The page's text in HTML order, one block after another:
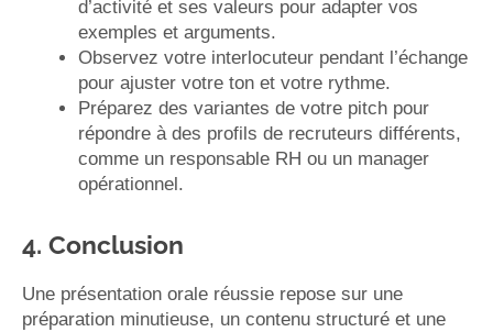
d’activité et ses valeurs pour adapter vos
exemples et arguments.
Observez votre interlocuteur pendant l’échange
pour ajuster votre ton et votre rythme.
Préparez des variantes de votre pitch pour
répondre à des profils de recruteurs différents,
comme un responsable RH ou un manager
opérationnel.
4. Conclusion
Une présentation orale réussie repose sur une
préparation minutieuse, un contenu structuré et une